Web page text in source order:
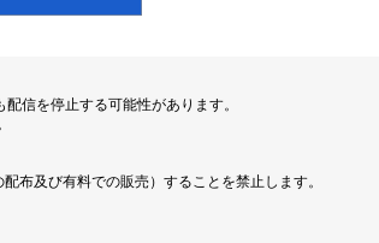
信を停止する可能性があります。
布及び有料での販売）することを禁止します。